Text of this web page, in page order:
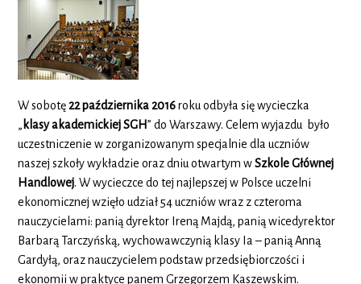
W sobotę22 października 2016roku odbyła się wycieczka
„ klasy akademickiej SGH” do Warszawy. Celem wyjazdu było
uczestniczenie w zorganizowanym specjalnie dla uczniów
naszej szkoły wykładzie oraz dniu otwartym wSzkole Głównej
Handlowej. W wycieczce do tej najlepszej w Polsce uczelni
ekonomicznej wzięło udział 54 uczniów wraz z czteroma
nauczycielami: panią dyrektor Ireną Majdą, panią wicedyrektor
Barbarą Tarczyńską, wychowawczynią klasy Ia – panią Anną
Gardyłą, oraz nauczycielem podstaw przedsiębiorczości i
ekonomii w praktyce panem Grzegorzem Kaszewskim.